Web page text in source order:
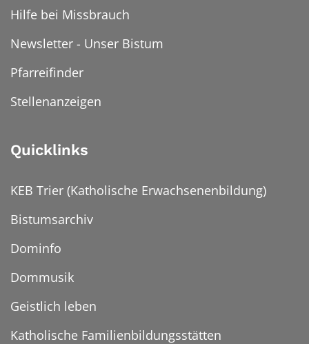
Hilfe bei Missbrauch
Newsletter - Unser Bistum
Pfarreifinder
Stellenanzeigen
Quicklinks
KEB Trier (Katholische Erwachsenenbildung)
Bistumsarchiv
Dominfo
Dommusik
Geistlich leben
Katholische Familienbildungsstätten